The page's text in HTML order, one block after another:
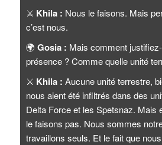
⚔️ Khila : Nous le faisons. Mais
c’est nous.
🌍 Gosia : Mais comment
présence ? Comme quelle unité
⚔️ Khila : Aucune unité terrestre,
nous aient été infiltrés dans des
Delta Force et les Spetsnaz. Mais
le faisons pas. Nous sommes
travaillons seuls. Et le fait que